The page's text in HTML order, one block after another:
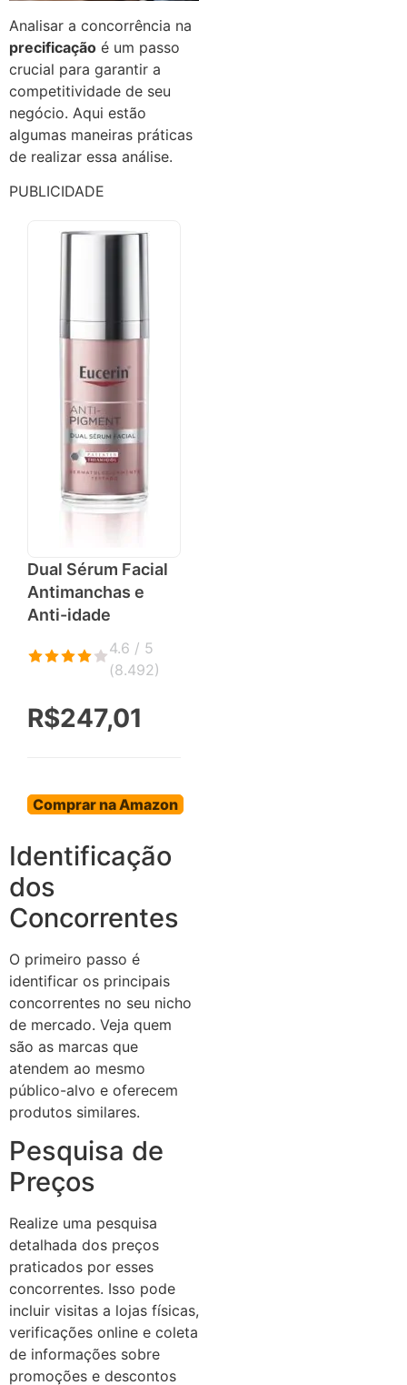
Analisar a concorrência na
precificação é um passo
crucial para garantir a
competitividade de seu
negócio. Aqui estão
algumas maneiras práticas
de realizar essa análise.
PUBLICIDADE
Dual Sérum Facial
Antimanchas e
Anti-idade
4.6 / 5
(8.492)
R$247,01
Comprar na Amazon
Identificação
dos
Concorrentes
O primeiro passo é
identificar os principais
concorrentes no seu nicho
de mercado. Veja quem
são as marcas que
atendem ao mesmo
público-alvo e oferecem
produtos similares.
Pesquisa de
Preços
Realize uma pesquisa
detalhada dos preços
praticados por esses
concorrentes. Isso pode
incluir visitas a lojas físicas,
verificações online e coleta
de informações sobre
promoções e descontos